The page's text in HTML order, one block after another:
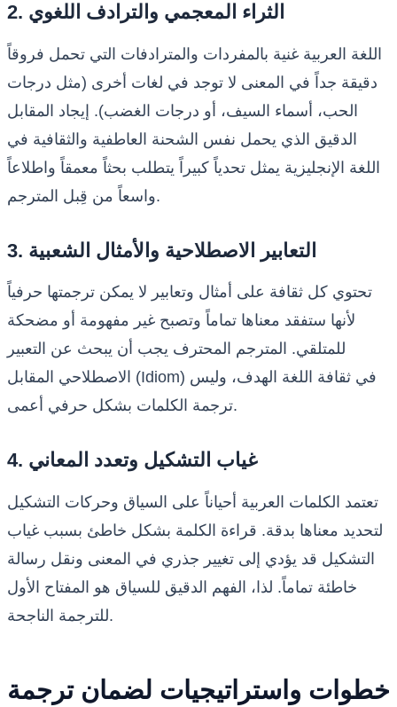
2. الثراء المعجمي والترادف اللغوي
اللغة العربية غنية بالمفردات والمترادفات التي تحمل فروقاً
دقيقة جداً في المعنى لا توجد في لغات أخرى (مثل درجات
الحب، أسماء السيف، أو درجات الغضب). إيجاد المقابل
الدقيق الذي يحمل نفس الشحنة العاطفية والثقافية في
اللغة الإنجليزية يمثل تحدياً كبيراً يتطلب بحثاً معمقاً واطلاعاً
واسعاً من قِبل المترجم.
3. التعابير الاصطلاحية والأمثال الشعبية
تحتوي كل ثقافة على أمثال وتعابير لا يمكن ترجمتها حرفياً
لأنها ستفقد معناها تماماً وتصبح غير مفهومة أو مضحكة
للمتلقي. المترجم المحترف يجب أن يبحث عن التعبير
الاصطلاحي المقابل (Idiom) في ثقافة اللغة الهدف، وليس
ترجمة الكلمات بشكل حرفي أعمى.
4. غياب التشكيل وتعدد المعاني
تعتمد الكلمات العربية أحياناً على السياق وحركات التشكيل
لتحديد معناها بدقة. قراءة الكلمة بشكل خاطئ بسبب غياب
التشكيل قد يؤدي إلى تغيير جذري في المعنى ونقل رسالة
خاطئة تماماً. لذا، الفهم الدقيق للسياق هو المفتاح الأول
للترجمة الناجحة.
خطوات واستراتيجيات لضمان ترجمة